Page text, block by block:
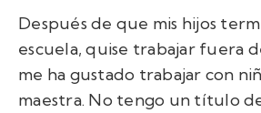
Después de que mis hijos
escuela, quise trabajar fuera
me ha gustado trabajar con
maestra. No tengo un título